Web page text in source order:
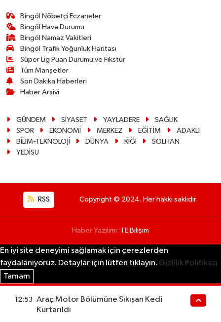
Bingöl Nöbetçi Eczaneler
Bingöl Hava Durumu
Bingöl Namaz Vakitleri
Bingöl Trafik Yoğunluk Haritası
Süper Lig Puan Durumu ve Fikstür
Tüm Manşetler
Son Dakika Haberleri
Haber Arşivi
GÜNDEM SİYASET YAYLADERE
SAĞLIK
SPOR
EKONOMİ MERKEZ EĞİTİM
ADAKLI
BİLİM-TEKNOLOJİ
DÜNYA KİĞI
SOLHAN
YEDİSU
RSS Copyright © 2024. Her hakkı saklıdır.
Haber Yazılımı: TE Bilişim
En iyi site deneyimi sağlamak için çerezlerden
faydalanıyoruz. Detaylar için lütfen tıklayın. Gizlilik Politikası
Tamam
12:53
Araç Motor Bölümüne Sıkışan Kedi
Kurtarıldı